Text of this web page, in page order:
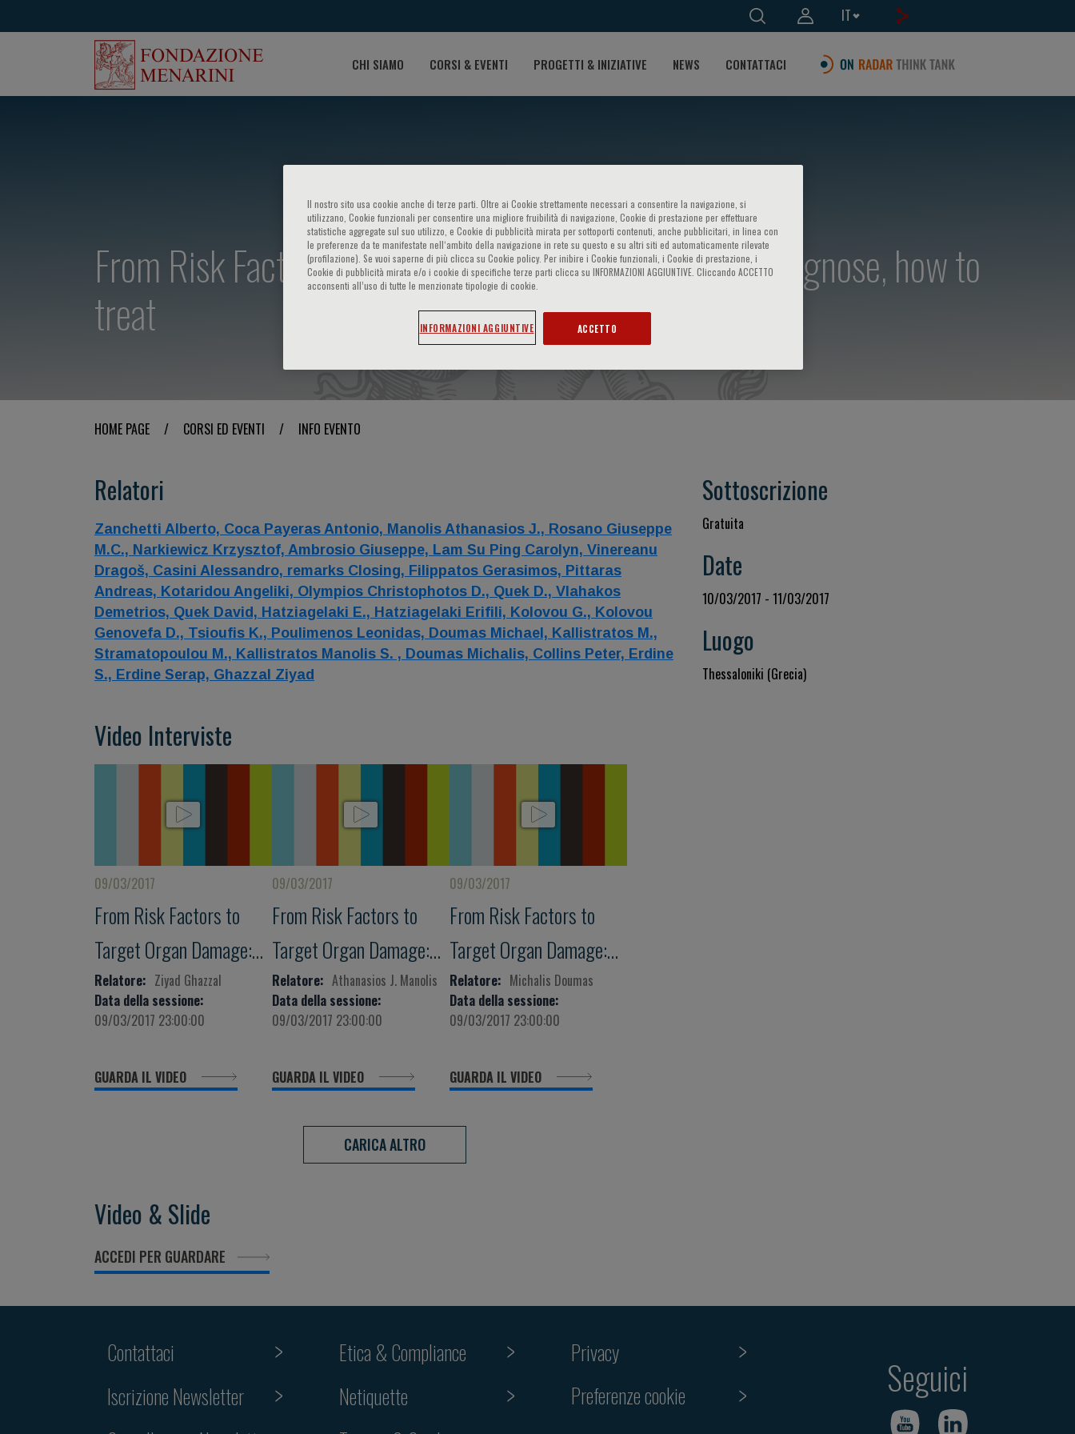
IT
CHI SIAMO CORSI & EVENTI PROGETTI & INIZIATIVE NEWS CONTATTACI
From Risk Factors to Target Organ Damage: How to diagnose, how to
treat
HOME PAGE / CORSI ED EVENTI / INFO EVENTO
Relatori
Zanchetti Alberto, Coca Payeras Antonio, Manolis Athanasios J., Rosano Giuseppe
M.C., Narkiewicz Krzysztof, Ambrosio Giuseppe, Lam Su Ping Carolyn, Vinereanu
Dragoš, Casini Alessandro, remarks Closing, Filippatos Gerasimos, Pittaras
Andreas, Kotaridou Angeliki, Olympios Christophotos D., Quek D., Vlahakos
Demetrios, Quek David, Hatziagelaki E., Hatziagelaki Erifili, Kolovou G., Kolovou
Genovefa D., Tsioufis K., Poulimenos Leonidas, Doumas Michael, Kallistratos M.,
Stramatopoulou M., Kallistratos Manolis S. , Doumas Michalis, Collins Peter, Erdine
S., Erdine Serap, Ghazzal Ziyad
Video Interviste
09/03/2017
From Risk Factors to
Target Organ Damage:
How to diagnose, how to
treat
Relatore: Ziyad Ghazzal
Data della sessione:
09/03/2017 23:00:00
GUARDA IL VIDEO
09/03/2017
From Risk Factors to
Target Organ Damage:
How to diagnose, how to
treat
Relatore: Athanasios J. Manolis
Data della sessione:
09/03/2017 23:00:00
GUARDA IL VIDEO
09/03/2017
From Risk Factors to
Target Organ Damage:
How to diagnose, how to
treat
Relatore: Michalis Doumas
Data della sessione:
09/03/2017 23:00:00
GUARDA IL VIDEO
CARICA ALTRO
Video & Slide
ACCEDI PER GUARDARE
Sottoscrizione
Gratuita
Date
10/03/2017 - 11/03/2017
Luogo
Thessaloniki (Grecia)
Contattaci
Iscrizione Newsletter
Etica & Compliance
Netiquette
Privacy
Preferenze cookie
Seguici
Il nostro sito usa cookie anche di terze parti. Oltre ai Cookie strettamente necessari a consentire la navigazione, si
utilizzano, Cookie funzionali per consentire una migliore fruibilità di navigazione, Cookie di prestazione per effettuare
statistiche aggregate sul suo utilizzo, e Cookie di pubblicità mirata per sottoporti contenuti, anche pubblicitari, in linea con
le preferenze da te manifestate nell‘ambito della navigazione in rete su questo e su altri siti ed automaticamente rilevate
(profilazione). Se vuoi saperne di più clicca su Cookie policy. Per inibire i Cookie funzionali, i Cookie di prestazione, i
Cookie di pubblicità mirata e/o i cookie di specifiche terze parti clicca su INFORMAZIONI AGGIUNTIVE. Cliccando ACCETTO
acconsenti all’uso di tutte le menzionate tipologie di cookie.
INFORMAZIONI AGGIUNTIVE ACCETTO